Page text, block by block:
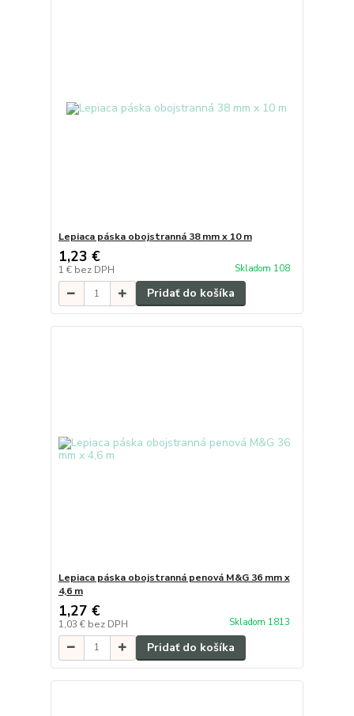
Lepiaca páska obojstranná 38 mm x 10 m
1,23 €
1 € bez DPH Skladom 108
Pridať do košíka
Lepiaca páska obojstranná penová M&G 36 mm x
4,6 m
1,27 €
1,03 € bez DPH Skladom 1813
Pridať do košíka